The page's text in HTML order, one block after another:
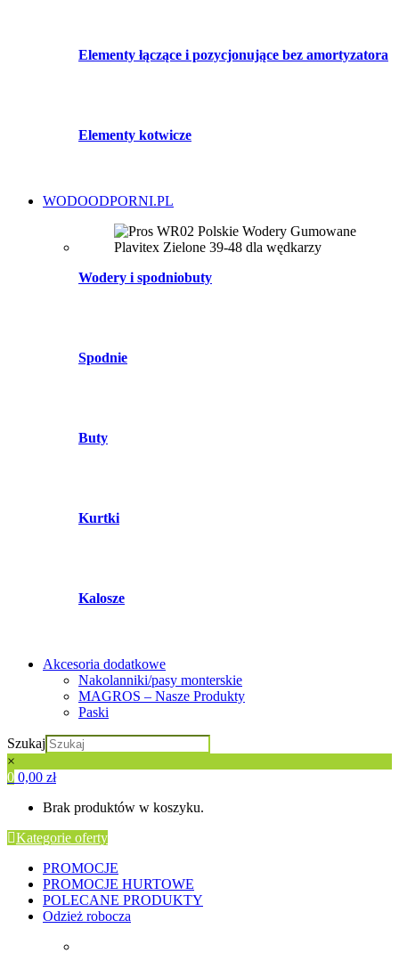
Elementy łączące i pozycjonujące bez amortyzatora
Elementy kotwicze
WODOODPORNI.PL
Wodery i spodniobuty
Spodnie
Buty
Kurtki
Kalosze
Akcesoria dodatkowe
Nakolanniki/pasy monterskie
MAGROS – Nasze Produkty
Paski
Szukaj
×
0 0,00 zł
Brak produktów w koszyku.
Kategorie oferty
PROMOCJE
PROMOCJE HURTOWE
POLECANE PRODUKTY
Odzież robocza